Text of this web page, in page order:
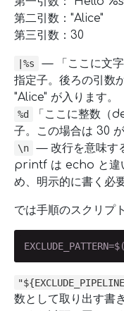
第二引数："Alice"
第三引数：30
|%s
— 「ここに文
指定子。後ろの引数
"Alice" が入ります。
%d
「ここに整数（
子。この場合は 30 が
\n
— 改行を意味す
printf は echo と違
め、明示的に書く必
では手順のスクリプ
EXCLUDE_PATTERN=$(
数として取り出す書